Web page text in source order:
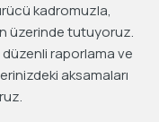
kadromuzla,
üzerinde tutuyoruz.
raporlama ve
aksamaları